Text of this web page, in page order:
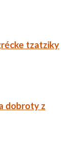
tzatziky
dobroty z